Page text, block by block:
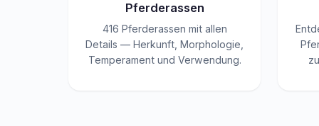
Pferderassen
416 Pferderassen mit allen
Details — Herkunft, Morphologie,
Temperament und Verwendung.